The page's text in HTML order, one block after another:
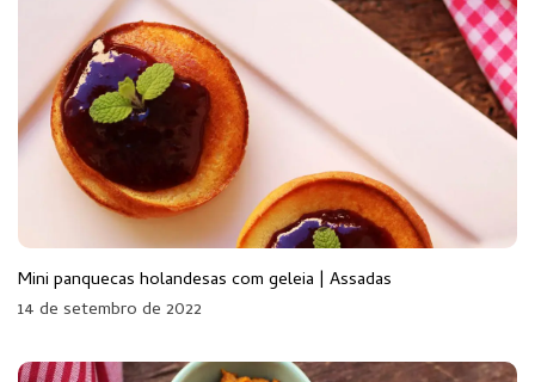
Mini panquecas holandesas com geleia | Assadas
14 de setembro de 2022